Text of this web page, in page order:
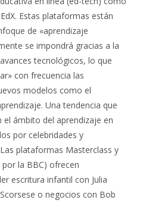
Estas plataformas están
de «aprendizaje
se impondrá gracias a la
tecnológicos, lo que
con frecuencia las
modelos como el
Una tendencia que
ámbito del aprendizaje en
por celebridades y
plataformas Masterclass y
la BBC) ofrecen
escritura infantil con Julia
o negocios con Bob